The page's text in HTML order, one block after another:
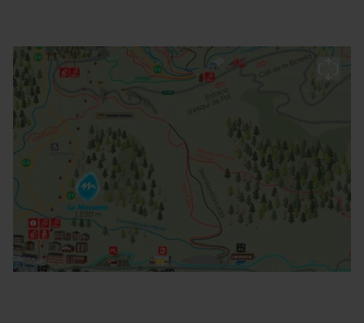
Winter
Bike
Park
Mapa.jpg
Grandvalira